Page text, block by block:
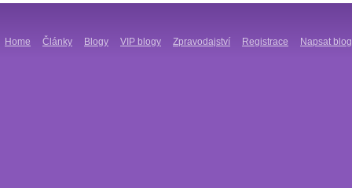
Home Články Blogy VIP blogy Zpravodajství Registrace Napsat blog